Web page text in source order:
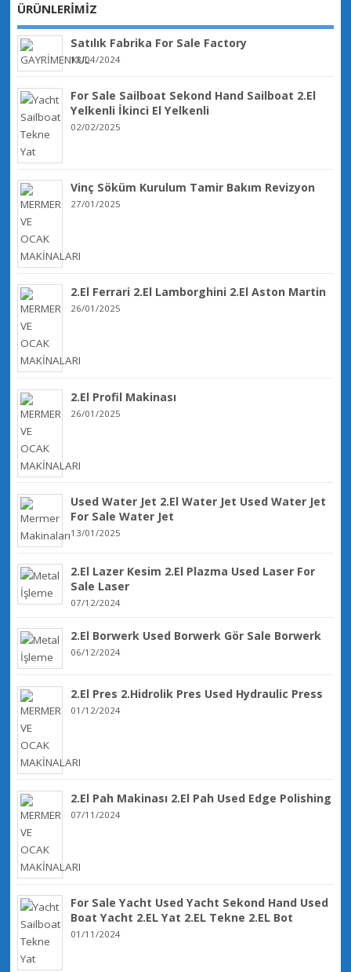
ÜRÜNLERİMİZ
Satılık Fabrika For Sale Factory
18/04/2024
For Sale Sailboat Sekond Hand Sailboat 2.El
Yelkenli İkinci El Yelkenli
02/02/2025
Vinç Söküm Kurulum Tamir Bakım Revizyon
27/01/2025
2.El Ferrari 2.El Lamborghini 2.El Aston Martin
26/01/2025
2.El Profil Makinası
26/01/2025
Used Water Jet 2.El Water Jet Used Water Jet
For Sale Water Jet
13/01/2025
2.El Lazer Kesim 2.El Plazma Used Laser For
Sale Laser
07/12/2024
2.El Borwerk Used Borwerk Gör Sale Borwerk
06/12/2024
2.El Pres 2.Hidrolik Pres Used Hydraulic Press
01/12/2024
2.El Pah Makinası 2.El Pah Used Edge Polishing
07/11/2024
For Sale Yacht Used Yacht Sekond Hand Used
Boat Yacht 2.EL Yat 2.EL Tekne 2.EL Bot
01/11/2024